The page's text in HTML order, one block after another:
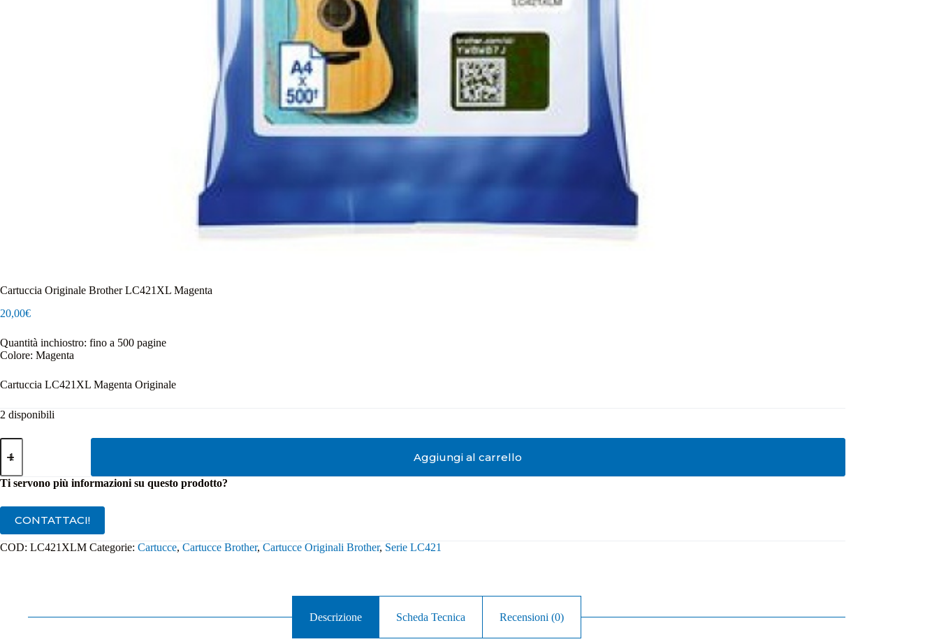
Cartuccia Originale Brother LC421XL Magenta
20,00€
Quantità inchiostro: fino a 500 pagine
Colore: Magenta
Cartuccia LC421XL Magenta Originale
2 disponibili
Cartuccia
Originale
LC421XL
Magenta
Aggiungi al carrello
Ti servono più informazioni su questo prodotto?
CONTATTACI!
COD: LC421XLM Categorie: Cartucce, Cartucce Brother, Cartucce Originali Brother, Serie LC421
Descrizione Scheda Tecnica Recensioni (0)